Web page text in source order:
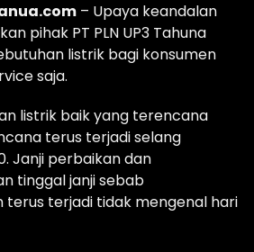
– Upaya keandalan
pihak PT PLN UP3 Tahuna
listrik bagi konsumen
saja.
listrik baik yang terencana
terus terjadi selang
Janji perbaikan dan
tinggal janji sebab
terus terjadi tidak mengenal hari